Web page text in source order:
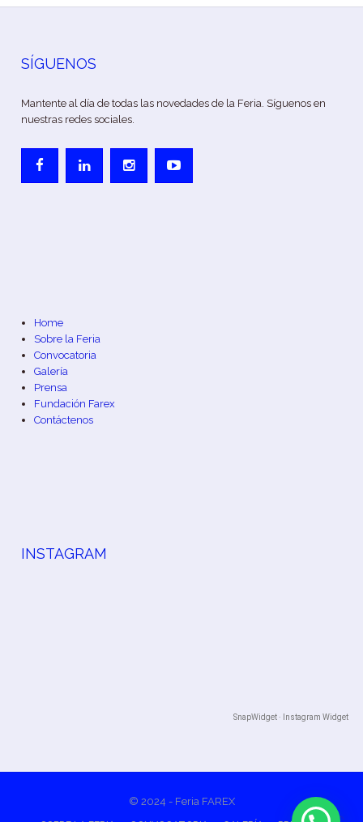
SÍGUENOS
Mantente al día de todas las novedades de la Feria. Síguenos en
nuestras redes sociales.
Home
Sobre la Feria
Convocatoria
Galería
Prensa
Fundación Farex
Contáctenos
INSTAGRAM
SnapWidget · Instagram Widget
© 2024 - Feria FAREX